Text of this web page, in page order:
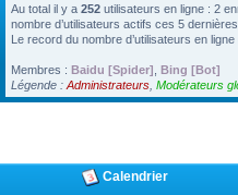
Au total il y a 252 utilisateurs en ligne : 2
nombre d’utilisateurs actifs ces 5
Le record du nombre d’utilisateurs en
Membres : Baidu [Spider] Bing [Bot]
Légende : Administrateurs Modérateurs
Calendrier